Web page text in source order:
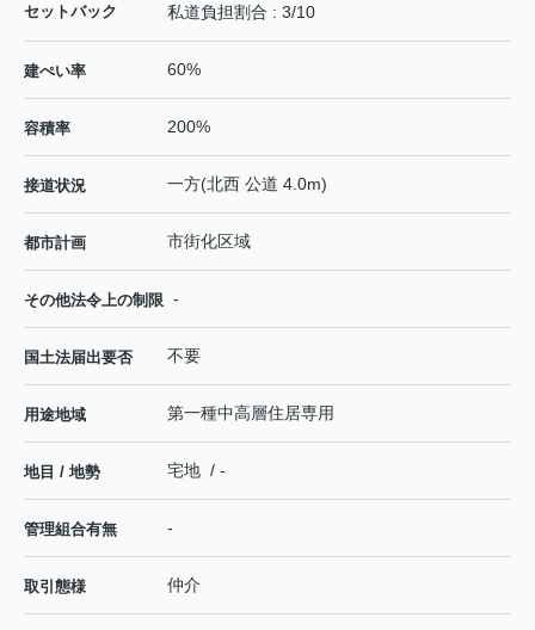
セットバック
私道負担割合 : 3/10
建ぺい率 60%
容積率 200%
接道状況 一方(北西 公道 4.0m)
都市計画 市街化区域
その他法令上の制限 -
国土法届出要否 不要
用途地域 第一種中高層住居専用
地目 / 地勢 宅地 / -
管理組合有無 -
取引態様 仲介